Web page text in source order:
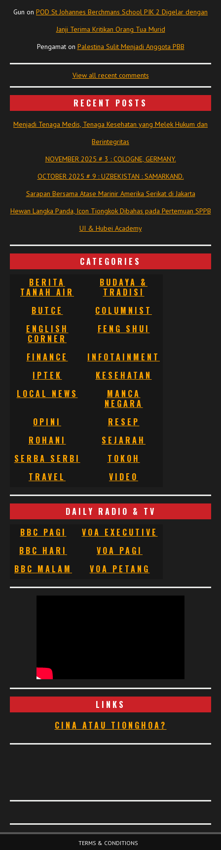
Gun on POD St Johannes Berchmans School PIK 2 Digelar dengan
Janji Terima Kritikan Orang Tua Murid
Pengamaton Palestina Sulit Menjadi Anggota PBB
View all recent comments
RECENT POSTS
Menjadi Tenaga Medis, Tenaga Kesehatan yang Melek Hukum dan
Berintegritas
NOVEMBER 2025 # 3 : COLOGNE, GERMANY.
OCTOBER 2025 # 9 : UZBEKISTAN : SAMARKAND.
Sarapan Bersama Atase Marinir Amerika Serikat di Jakarta
Hewan Langka Panda, Icon Tiongkok Dibahas pada Pertemuan SPPB
UI & Hubei Academy
CATEGORIES
BERITA
TANAH AIR
BUDAYA &
TRADISI
BUTCE
COLUMNIST
ENGLISH
CORNER
FENG SHUI
FINANCE
INFOTAINMENT
IPTEK
KESEHATAN
LOCAL NEWS
MANCA
NEGARA
OPINI
RESEP
ROHANI
SEJARAH
SERBA SERBI
TOKOH
TRAVEL
VIDEO
DAILY RADIO & TV
BBC PAGI
VOA EXECUTIVE
BBC HARI
VOA PAGI
BBC MALAM
VOA PETANG
LINKS
CINA ATAU TIONGHOA?
TERMS & CONDITIONS